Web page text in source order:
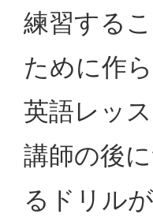
練習する
ために作
英語レッ
講師の後
るドリル